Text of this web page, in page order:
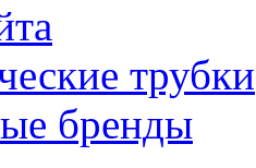
трубки
бренды